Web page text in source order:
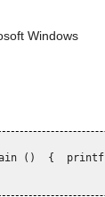
Windows
() { printf